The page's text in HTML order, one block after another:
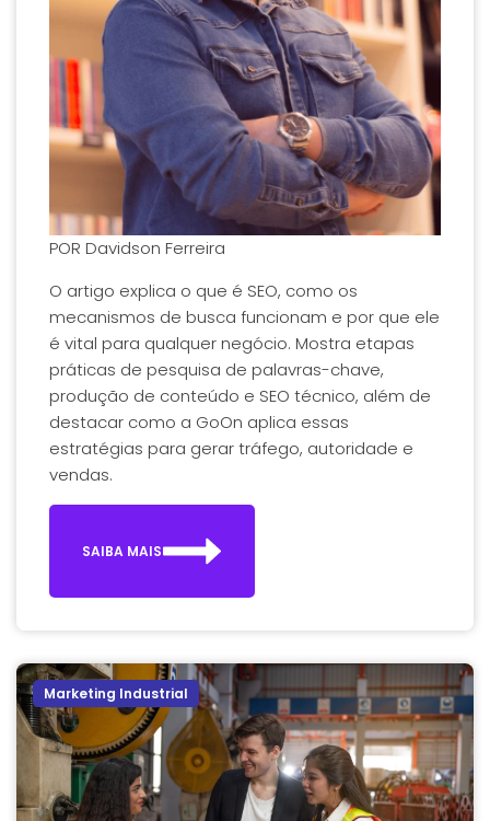
POR Davidson Ferreira
O artigo explica o que é SEO, como os
mecanismos de busca funcionam e por que ele
é vital para qualquer negócio. Mostra etapas
práticas de pesquisa de palavras-chave,
produção de conteúdo e SEO técnico, além de
destacar como a GoOn aplica essas
estratégias para gerar tráfego, autoridade e
vendas.
SAIBA MAIS
Marketing Industrial